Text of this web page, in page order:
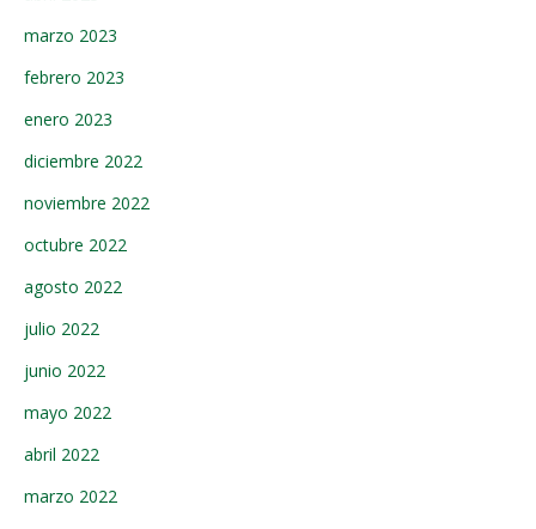
marzo 2023
febrero 2023
enero 2023
diciembre 2022
noviembre 2022
octubre 2022
agosto 2022
julio 2022
junio 2022
mayo 2022
abril 2022
marzo 2022